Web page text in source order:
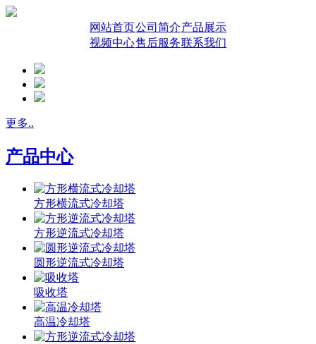
网站首页公司简介产品展示
视频中心售后服务联系我们
更多..
产品中心
方形横流式冷却塔
方形逆流式冷却塔
圆形逆流式冷却塔
吸收塔
高温冷却塔